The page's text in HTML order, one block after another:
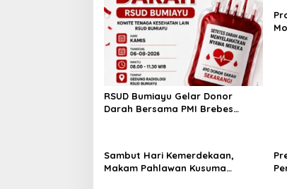
RSUD Bumiayu Gelar Donor
Darah Bersama PMI Brebes
Sambut Hari Kemerdekaan,
Makam Pahlawan Kusuma